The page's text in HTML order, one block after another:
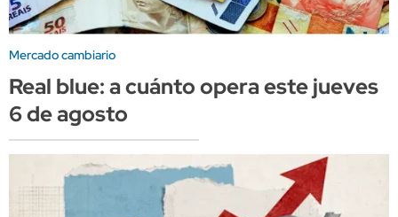
Mercado cambiario
Real blue: a cuánto opera este jueves
6 de agosto